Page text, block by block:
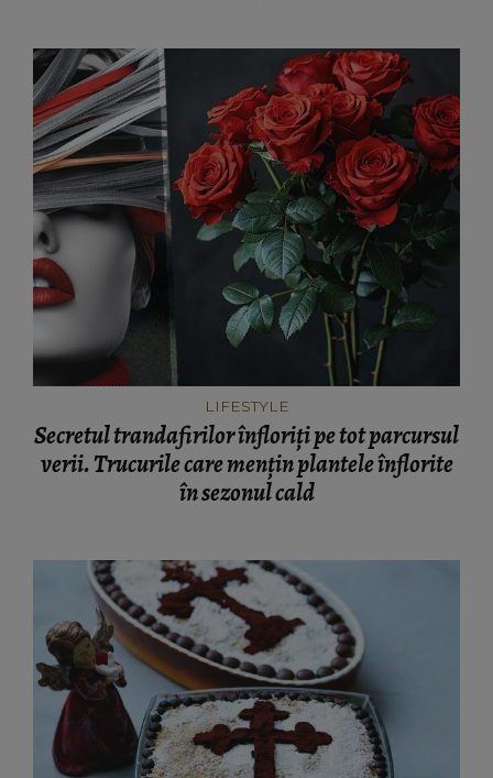
LIFESTYLE
Secretul trandafirilor înfloriți pe tot parcursul
verii. Trucurile care mențin plantele înflorite
în sezonul cald